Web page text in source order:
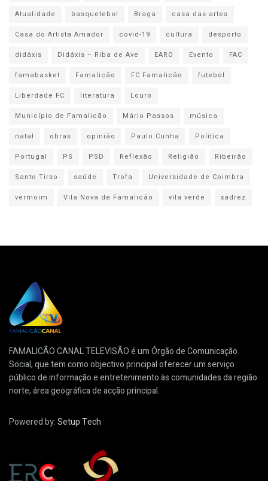
Atualidade
basquetebol Braga
casa das artes
Casa do Artista Amador
covid-19 cultura
desporto
didáxis
Didáxis – Riba de Ave EARO Evento
FAC
famabasket
Famalicão FC Famalicão
futebol
Liberdade FC
literatura
Louro
Município de Famalicão
Mário Passos
música
natal
obras opinião Paulo Cunha
Politica
Portugal
PS PSD Reflexão Religião
Ribeirão
Santo Tirso
saúde Trofa
Universidade de Coimbra
vermoim
Vila Nova de Famalicão vila verde xadrez
FAMALICÃO CANAL TELEVISÃO é um Órgão de Comunicação
Social, que tem como objectivo principal oferecer um serviço
público de informação e entretenimento às comunidades da região
norte, área geográfica de acção principal.
Powered by:Setup Tech